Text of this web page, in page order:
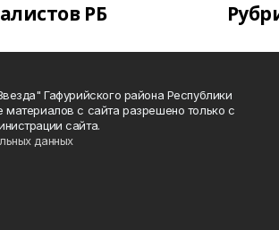
РБ
Гафурийского района Республики
материалов с сайта разрешено только с
сайта.
данных